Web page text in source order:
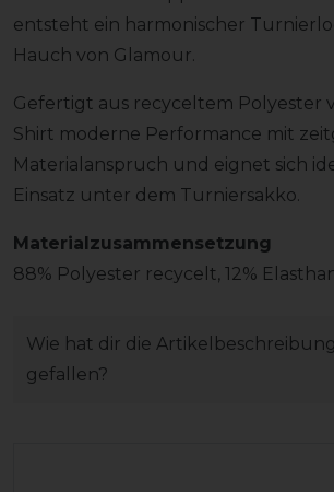
entsteht ein harmonischer
Hauch von Glamour.
Gefertigt aus recyceltem Polyester
Shirt moderne Performance mit
Materialanspruch und eignet sich
Einsatz unter dem Turniersakko.
Materialzusammensetzung
88% Polyester recycelt, 12%
Wie hat dir die Artikelbeschreibung
gefallen?